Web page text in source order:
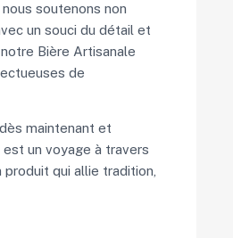
soutenons non
un souci du détail et
Bière Artisanale
de
maintenant et
un voyage à travers
qui allie tradition,